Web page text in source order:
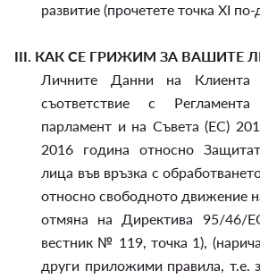
развитие (прочетете точка XI по-
III. КАК СЕ ГРИЖИМ ЗА ВАШИТЕ
Личните Данни на Клиента
съответствие с
парламент и на Съвета (ЕС)
2016 година относно
лица във връзка с
относно свободното движение
отмяна на Директива 95/46/
вестник № 119, точка 1),
други приложими правила, т.е.